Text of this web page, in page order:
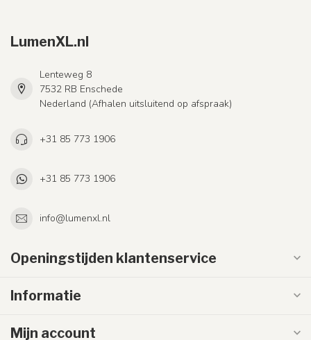
LumenXL.nl
Lenteweg 8
7532 RB Enschede
Nederland (Afhalen uitsluitend op afspraak)
+31 85 773 1906
+31 85 773 1906
info@lumenxl.nl
Openingstijden klantenservice
Informatie
Mijn account